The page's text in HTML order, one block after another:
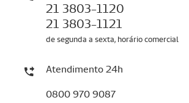
21 3803-1120
21 3803-1121
de segunda a sexta, horário comercial
Atendimento 24h
0800 970 9087